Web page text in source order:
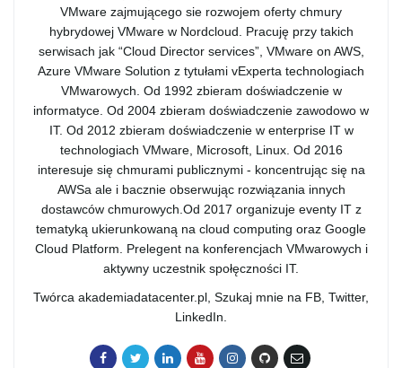
VMware zajmującego sie rozwojem oferty chmury
hybrydowej VMware w Nordcloud. Pracuję przy takich
serwisach jak “Cloud Director services”, VMware on AWS,
Azure VMware Solution z tytułami vExperta technologiach
VMwarowych. Od 1992 zbieram doświadczenie w
informatyce. Od 2004 zbieram doświadczenie zawodowo w
IT. Od 2012 zbieram doświadczenie w enterprise IT w
technologiach VMware, Microsoft, Linux. Od 2016
interesuje się chmurami publicznymi - koncentrując się na
AWSa ale i bacznie obserwując rozwiązania innych
dostawców chmurowych.Od 2017 organizuje eventy IT z
tematyką ukierunkowaną na cloud computing oraz Google
Cloud Platform. Prelegent na konferencjach VMwarowych i
aktywny uczestnik społęczności IT.
Twórca akademiadatacenter.pl, Szukaj mnie na FB, Twitter,
LinkedIn.